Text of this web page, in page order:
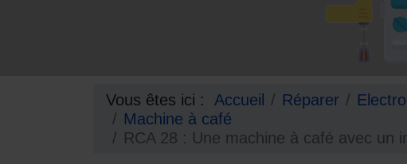
Vous êtes ici : Accueil Réparer
Machine à café
RCA 28 : Une machine à café avec un